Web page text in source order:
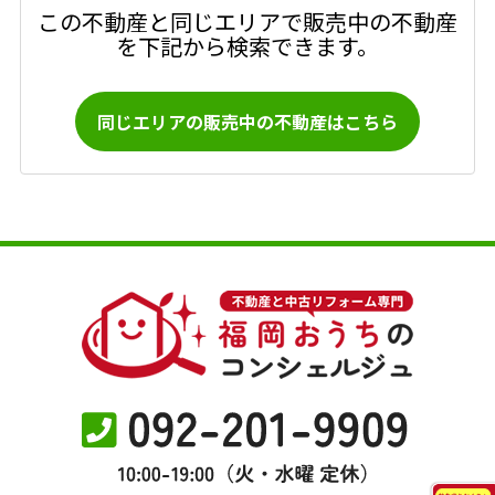
この不動産と同じエリアで販売中の不動産
を下記から検索できます。